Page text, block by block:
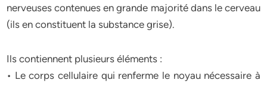
nerveuses contenues en grande majorité dans le cerveau
(ils en constituent la substance grise).
Ils contiennent plusieurs éléments :
• Le corps cellulaire qui renferme le noyau nécessaire à